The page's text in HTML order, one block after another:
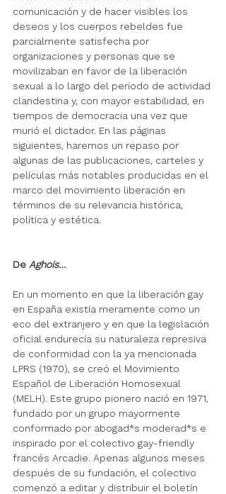
comunicación y de hacer visibles los
deseos y los cuerpos rebeldes fue
parcialmente satisfecha por
organizaciones y personas que se
movilizaban en favor de la liberación
sexual a lo largo del período de actividad
clandestina y, con mayor estabilidad, en
tiempos de democracia una vez que
murió el dictador. En las páginas
siguientes, haremos un repaso por
algunas de las publicaciones, carteles y
películas más notables producidas en el
marco del movimiento liberación en
términos de su relevancia histórica,
política y estética.
De Aghois…
En un momento en que la liberación gay
en España existía meramente como un
eco del extranjero y en que la legislación
oficial endurecía su naturaleza represiva
de conformidad con la ya mencionada
LPRS (1970), se creó el Movimiento
Español de Liberación Homosexual
(MELH). Este grupo pionero nació en 1971,
fundado por un grupo mayormente
conformado por abogad*s moderad*s e
inspirado por el colectivo gay-friendly
francés Arcadie. Apenas algunos meses
después de su fundación, el colectivo
comenzó a editar y distribuir el boletín